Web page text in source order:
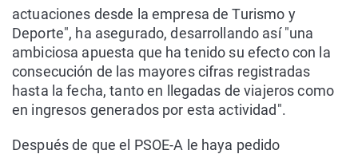
actuaciones desde la empresa de Turismo y
Deporte", ha asegurado, desarrollando así "una
ambiciosa apuesta que ha tenido su efecto con la
consecución de las mayores cifras registradas
hasta la fecha, tanto en llegadas de viajeros como
en ingresos generados por esta actividad".
Después de que el PSOE-A le haya pedido